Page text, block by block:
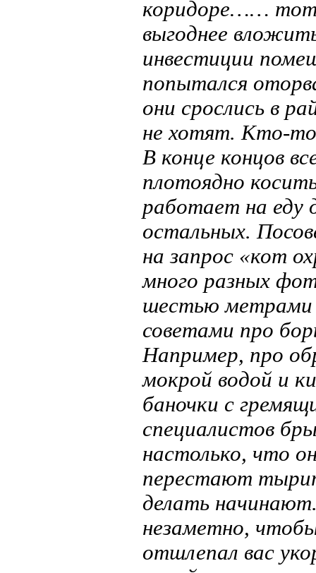
коридоре…… тот
выгоднее
инвестиции
попытался
они срослись в
не хотят. Кто-
В конце концов
плотоядно
работает на еду
остальных.
на запрос «кот
много разных
шестью метрами
советами про
Например, про
мокрой водой и
баночки с
специалистов
настолько, что
перестают
делать
незаметно,
отшлепал вас